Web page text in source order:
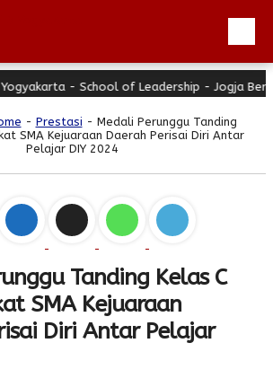
- School of Leadership - Jogja Berhati
- Prestasi - Medali Perunggu Tanding
SMA Kejuaraan Daerah Perisai Diri Antar
Pelajar DIY 2024
Tanding Kelas C
SMA Kejuaraan
Diri Antar Pelajar